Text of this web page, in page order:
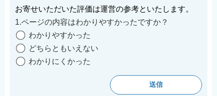
お寄せいただいた評価は運営の参考といたします。
1.ページの内容はわかりやすかったですか？
わかりやすかった
どちらともいえない
わかりにくかった